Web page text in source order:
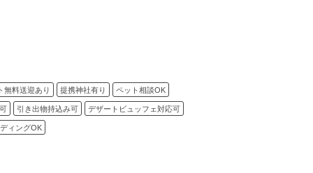
無料送迎あり 提携神社有り ペット相談OK
引き出物持込み可 デザートビュッフェ対応可
ィングOK